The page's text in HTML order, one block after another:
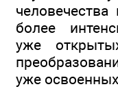
более
уже
уже